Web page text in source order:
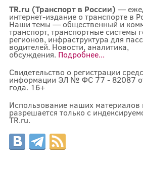
TR.ru (Транспорт в России) —
интернет-издание о транспорте в
Наши темы — общественный и
транспорт, транспортные системы
регионов, инфраструктура для
водителей. Новости, аналитика,
обсуждения. Подробнее...
Свидетельство о регистрации
информации ЭЛ № ФС 77 - 82087
года. 16+
Использование наших материалов
разрешается только с
TR.ru.